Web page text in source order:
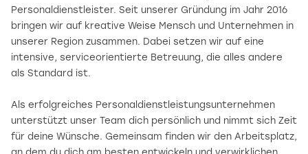
Personaldienstleister. Seit unserer Gründung im Jahr 2016
bringen wir auf kreative Weise Mensch und Unternehmen in
unserer Region zusammen. Dabei setzen wir auf eine
intensive, serviceorientierte Betreuung, die alles andere
als Standard ist.
Als erfolgreiches Personaldienstleistungsunternehmen
unterstützt unser Team dich persönlich und nimmt sich Zeit
für deine Wünsche. Gemeinsam finden wir den Arbeitsplatz,
an dem du dich am besten entwickeln und verwirklichen